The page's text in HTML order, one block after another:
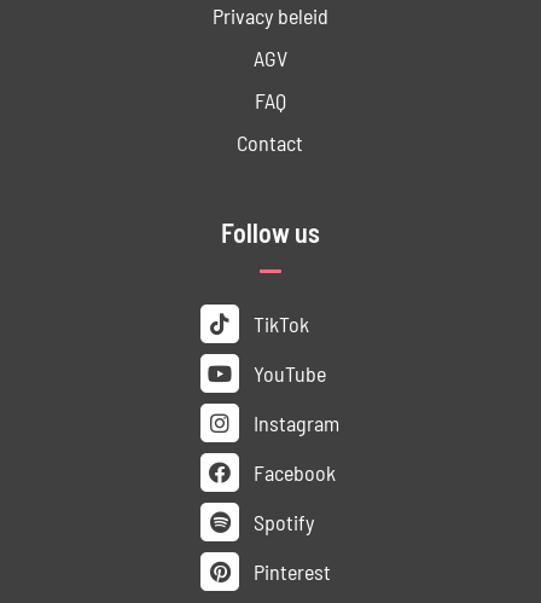
Privacy beleid
AGV
FAQ
Contact
Follow us
TikTok
YouTube
Instagram
Facebook
Spotify
Pinterest